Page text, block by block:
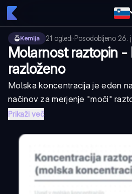
Kemija 21 ogledi·Posodobljeno 26.
Molarnost raztopin -
razloženo
Molska koncentracija je eden
načinov za merjenje "moči"
Prikaži več